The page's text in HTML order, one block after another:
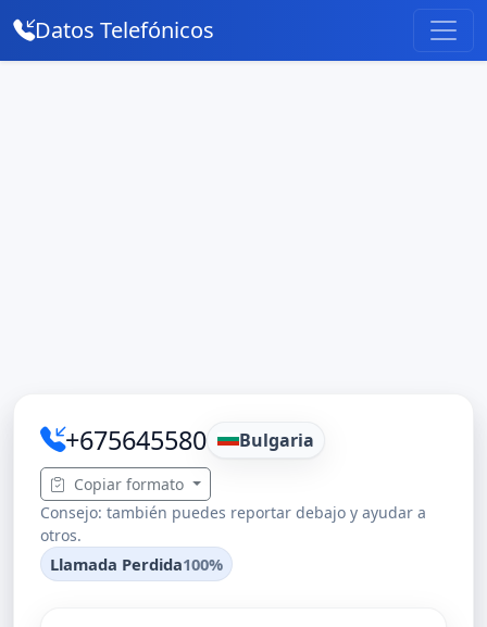
Datos Telefónicos
+675645580 Bulgaria
Copiar formato
Consejo: también puedes reportar debajo y ayudar a
otros.
Llamada Perdida100%